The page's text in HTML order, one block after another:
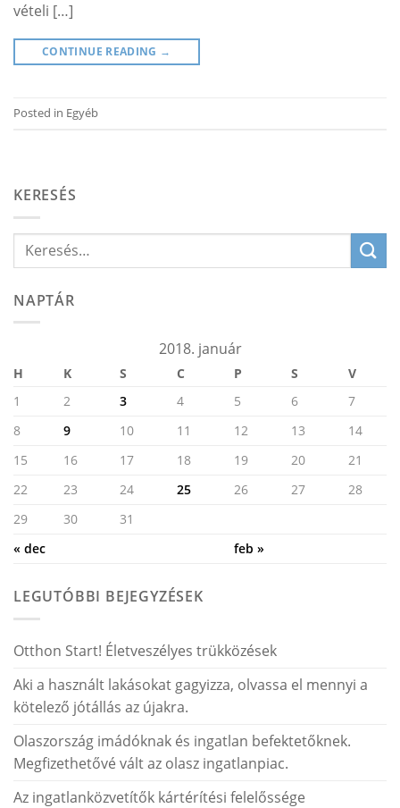
vételi […]
CONTINUE READING →
Posted in Egyéb
KERESÉS
NAPTÁR
2018. január
H K S C P S V
« dec feb »
1 2 3 4 5 6
7
8
9 10 11 12 13
14
15
16 17 18 19 20
21
22
23 24 25 26 27
28
29
30 31
LEGUTÓBBI BEJEGYZÉSEK
Otthon Start! Életveszélyes trükközések
Aki a használt lakásokat gagyizza, olvassa el mennyi a
kötelező jótállás az újakra.
Olaszország imádóknak és ingatlan befektetőknek.
Megfizethetővé vált az olasz ingatlanpiac.
Az ingatlanközvetítők kártérítési felelőssége